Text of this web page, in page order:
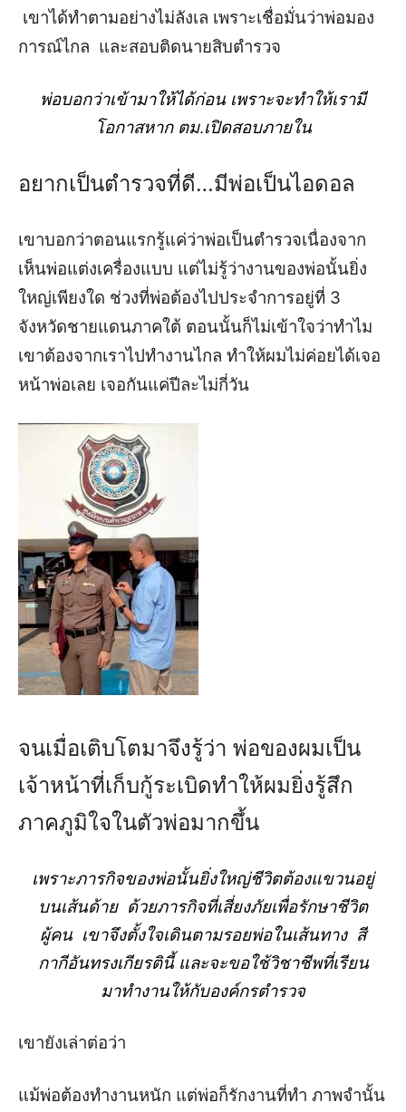
เขาได้ทำตามอย่างไม่ลังเล เพราะเชื่อมั่นว่าพ่อมอง
การณ์ไกล และสอบติดนายสิบตำรวจ
พ่อบอกว่าเข้ามาให้ได้ก่อน เพราะจะทำให้เรามี
โอกาสหาก ตม.เปิดสอบภายใน
อยากเป็นตำรวจที่ดี…มีพ่อเป็นไอดอล
เขาบอกว่าตอนแรกรู้แค่ว่าพ่อเป็นตำรวจเนื่องจาก
เห็นพ่อแต่งเครื่องแบบ แต่ไม่รู้ว่างานของพ่อนั้นยิ่ง
ใหญ่เพียงใด ช่วงที่พ่อต้องไปประจำการอยู่ที่ 3
จังหวัดชายแดนภาคใต้ ตอนนั้นก็ไม่เข้าใจว่าทำไม
เขาต้องจากเราไปทำงานไกล ทำให้ผมไม่ค่อยได้เจอ
หน้าพ่อเลย เจอกันแค่ปีละไม่กี่วัน
จนเมื่อเติบโตมาจึงรู้ว่า พ่อของผมเป็น
เจ้าหน้าที่เก็บกู้ระเบิดทำให้ผมยิ่งรู้สึก
ภาคภูมิใจในตัวพ่อมากขึ้น
เพราะภารกิจของพ่อนั้นยิ่งใหญ่ชีวิตต้องแขวนอยู่
บนเส้นด้าย ด้วยภารกิจที่เสี่ยงภัยเพื่อรักษาชีวิต
ผู้คน เขาจึงตั้งใจเดินตามรอยพ่อในเส้นทาง สี
กากีอันทรงเกียรตินี้ และจะขอใช้วิชาชีพที่เรียน
มาทำงานให้กับองค์กรตำรวจ
เขายังเล่าต่อว่า
แม้พ่อต้องทำงานหนัก แต่พ่อก็รักงานที่ทำ ภาพจำนั้น